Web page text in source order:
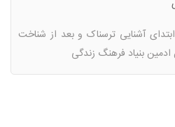
آشنایی ترسناک و بعد از شناخت
بنیاد فرهنگ زندگی